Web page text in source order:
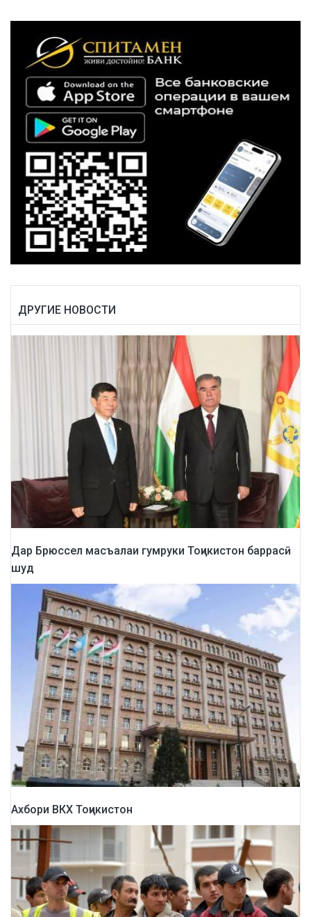
ДРУГИЕ НОВОСТИ
Дар Брюссел масъалаи гумруки Тоҷикистон баррасӣ
шуд
Ахбори ВКХ Тоҷикистон